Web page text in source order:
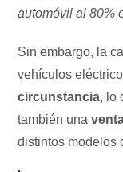
automóvil al 80%
Sin embargo, la
vehículos
circunstancia, lo
también una
distintos modelos